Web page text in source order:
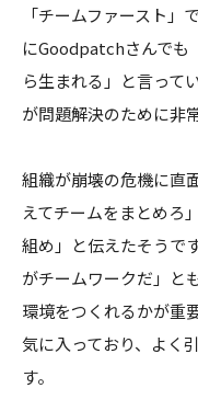
「チームファースト
にGoodpatchさんでも
ら生まれる」と言って
が問題解決のために非
組織が崩壊の危機に直
えてチームをまとめろ
組め」と伝えたそうで
がチームワークだ」と
環境をつくれるかが重
気に入っており、よく
す。